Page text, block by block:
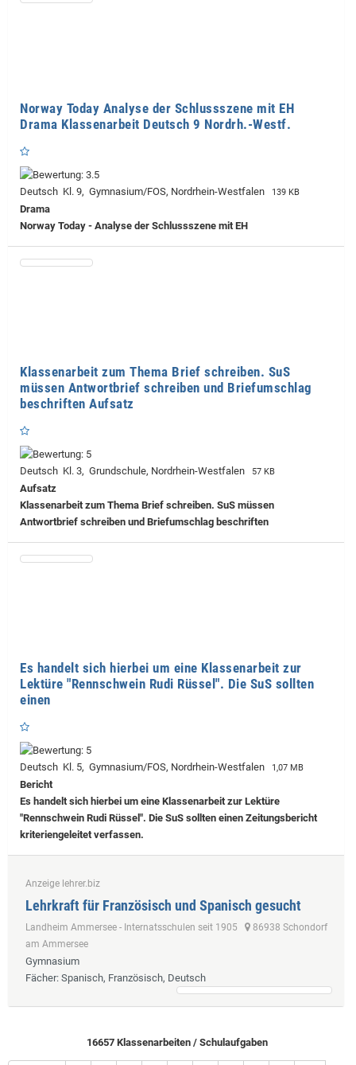
Norway Today Analyse der Schlussszene mit EH
Drama Klassenarbeit Deutsch 9 Nordrh.-Westf.
Deutsch Kl. 9, Gymnasium/FOS, Nordrhein-Westfalen 139 KB
Drama
Norway Today - Analyse der Schlussszene mit EH
Klassenarbeit zum Thema Brief schreiben. SuS
müssen Antwortbrief schreiben und Briefumschlag
beschriften Aufsatz
Deutsch Kl. 3, Grundschule, Nordrhein-Westfalen 57 KB
Aufsatz
Klassenarbeit zum Thema Brief schreiben. SuS müssen
Antwortbrief schreiben und Briefumschlag beschriften
Es handelt sich hierbei um eine Klassenarbeit zur
Lektüre "Rennschwein Rudi Rüssel". Die SuS sollten
einen
Deutsch Kl. 5, Gymnasium/FOS, Nordrhein-Westfalen 1,07 MB
Bericht
Es handelt sich hierbei um eine Klassenarbeit zur Lektüre
"Rennschwein Rudi Rüssel". Die SuS sollten einen Zeitungsbericht
kriteriengeleitet verfassen.
Anzeige lehrer.biz
Lehrkraft für Französisch und Spanisch gesucht
Landheim Ammersee - Internatsschulen seit 1905
86938 Schondorf
am Ammersee
Gymnasium
Fächer: Spanisch, Französisch, Deutsch
16657 Klassenarbeiten / Schulaufgaben